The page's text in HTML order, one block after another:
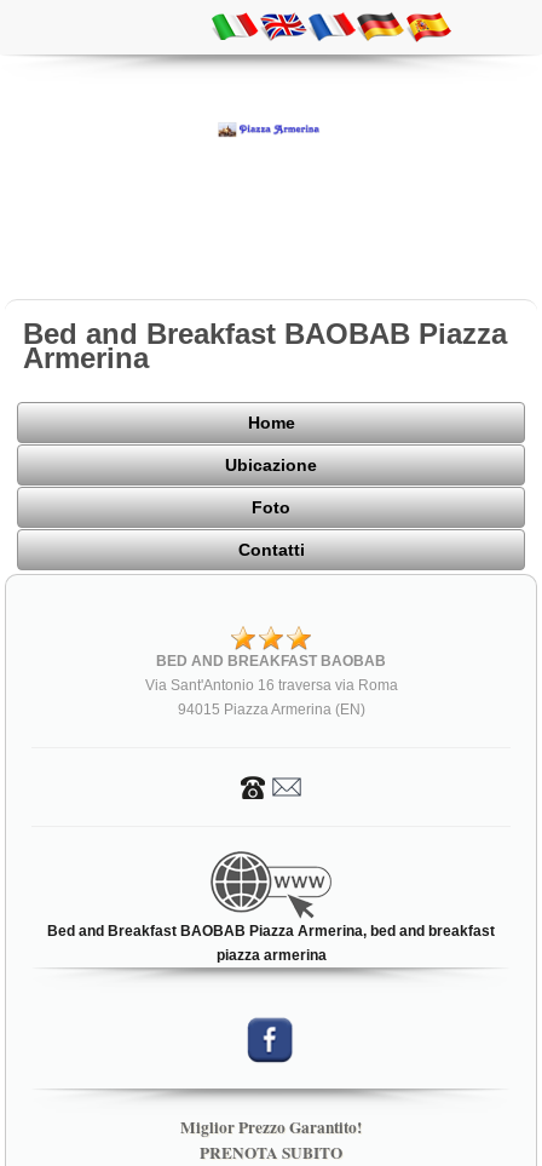
Bed and Breakfast BAOBAB Piazza
Armerina
Home
Ubicazione
Foto
Contatti
BED AND BREAKFAST BAOBAB
Via Sant'Antonio 16 traversa via Roma
94015 Piazza Armerina (EN)
Bed and Breakfast BAOBAB Piazza Armerina, bed and breakfast
piazza armerina
Miglior Prezzo Garantito!
PRENOTA SUBITO